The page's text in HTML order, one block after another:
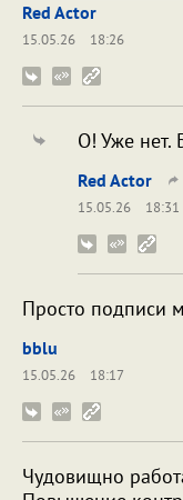
Red Actor
15.05.26
18:26
О! Уже нет.
Red Actor
15.05.26
18:31
Просто подписи
bblu
15.05.26
18:17
Чудовищно